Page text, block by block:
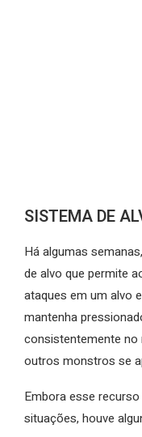
SISTEMA DE
Há algumas
de alvo que permite
ataques em um alvo
mantenha
consistentemente
outros monstros se
Embora esse
situações, houve